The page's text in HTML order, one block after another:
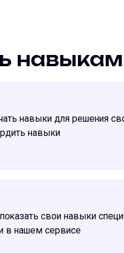
навыки для решения
навыки
свои навыки
в нашем сервисе